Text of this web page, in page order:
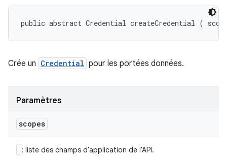
public abstract Credential createCredential (
Crée un Credential pour les portées données.
Paramètres
scopes
: liste des champs d'application de l'API.